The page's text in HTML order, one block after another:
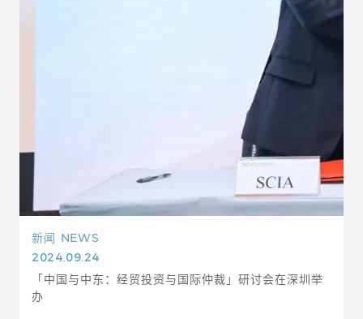
新闻 NEWS
2024.09.24
「中国与中东：经贸投资与国际仲裁」研讨会在深圳举
办